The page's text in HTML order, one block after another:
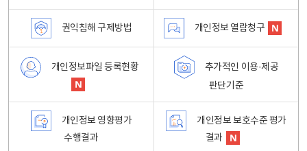
권익침해 구제방법 개인정보 열람청구
개인정보파일 등록현황
추가적인 이용·제공
판단기준
개인정보 영향평가
수행결과
개인정보 보호수준 평가
결과